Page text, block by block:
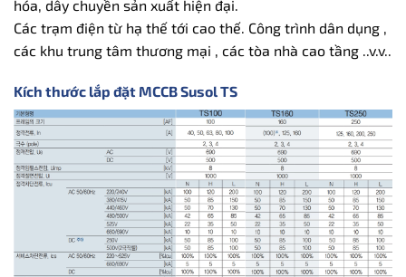
hóa, dây chuyền sản xuất hiện đại.
Các trạm điện từ hạ thế tới cao thế. Công trình dân dụng ,
các khu trung tâm thương mại , các tòa nhà cao tầng ..v.v..
Kích thước lắp đặt MCCB Susol TS